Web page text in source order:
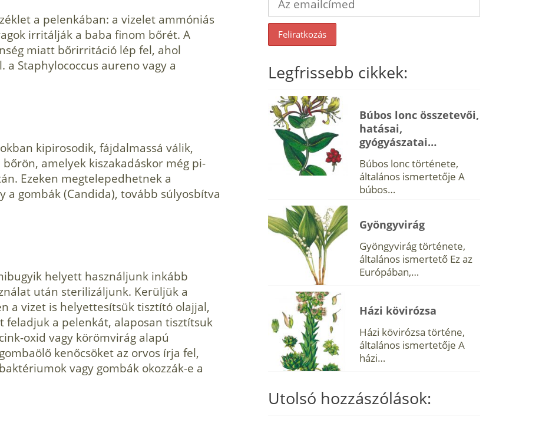
a pelenkában: a vizelet ammóniás
irritálják a baba finom bőrét. A
miatt bőrir­ritáció lép fel, ahol
Staphylococcus aureno vagy a
kipirosodik, fájdalmassá válik,
amelyek kiszakadáskor még pi­
Ezeken megtelepedhetnek a
a gombák (Candida), tovább súlyosbítva
helyett használjunk inkább
után sterilizáljunk. Kerüljük a
a vizet is he­lyettesítsük tisztító olajjal,
a pelenkát, alaposan tisztítsuk
oxid vagy körömvirág alapú
kenőcsöket az orvos írja fel,
vagy gombák okozzák-e a
Legfrissebb cikkek:
Búbos lonc összetevői,
hatásai,
gyógyászatai…
Búbos lonc története,
általános ismertetője A
búbos…
Gyöngyvirág
Gyöngyvirág története,
általános ismertető Ez az
Európában,…
Házi kövirózsa
Házi kövirózsa történe,
általános ismertetője A
házi…
Utolsó hozzászólások: